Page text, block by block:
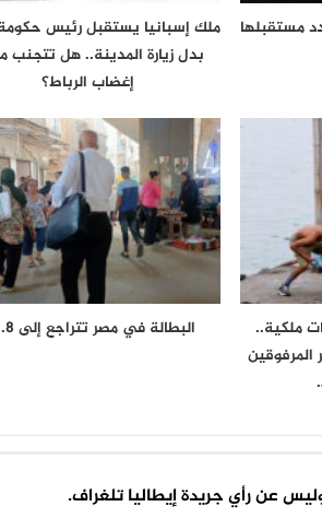
مستقبلها
ملك إسبانيا يستقبل رئيس
بدل زيارة المدينة.. هل تتجنب
إغضاب الرباط؟
ملكية..
المرفوقين
البطالة في مصر تتراجع إلى 5.8%
وليس عن رأي جريدة إيطاليا تلغراف.